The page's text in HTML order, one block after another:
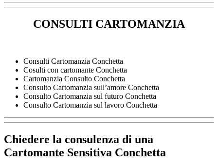
CONSULTI CARTOMANZIA
Consulti Cartomanzia Conchetta
Cosulti con cartomante Conchetta
Cartomanzia Consulto Conchetta
Consulto Cartomanzia sull’amore Conchetta
Consulto Cartomanzia sul futuro Conchetta
Consulto Cartomanzia sul lavoro Conchetta
Chiedere la consulenza di una
Cartomante Sensitiva Conchetta